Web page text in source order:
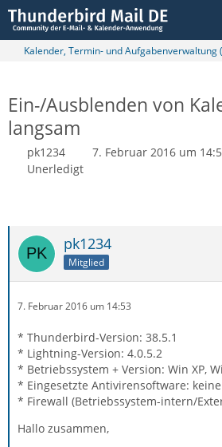
Kalender, Termin- und Aufgabenverwaltung
Ein-/Ausblenden von
langsam
pk1234 7. Februar 2016 um
Unerledigt
pk1234
Mitglied
7. Februar 2016 um 14:53
* Thunderbird-Version: 38.5.1
* Lightning-Version: 4.0.5.2
* Betriebssystem + Version: Win XP,
* Eingesetzte Antivirensoftware: keine
* Firewall (Betriebssystem-intern/
Hallo zusammen,